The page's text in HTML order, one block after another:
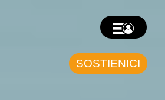
SOSTIENICI